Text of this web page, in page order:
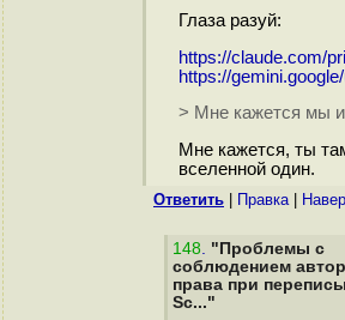
Глаза разуй:
https://claude.com/
https://
> Мне кажется мы
Мне кажется, ты
вселенной один.
Ответить Правка|
148. "Проблемы с
соблюдением
права при
Sc..."